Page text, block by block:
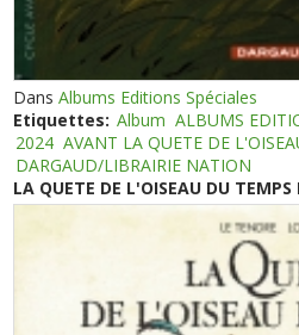
DansAlbums Editions Spéciales
Etiquettes: Album ALBUMS
2024 AVANT LA QUETE DE
DARGAUD/LIBRAIRIE NATION
LA QUETE DE L'OISEAU DU TEMPS